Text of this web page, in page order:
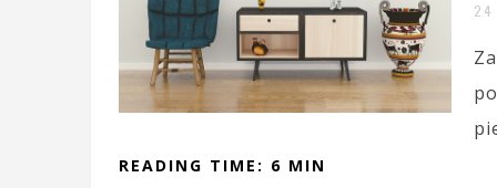
24
READING TIME: 6 MIN